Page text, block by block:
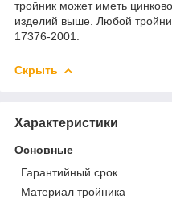
тройник может иметь
изделий выше. Любой
17376-2001.
Скрыть
Характеристики
Основные
Гарантийный срок
Материал тройника